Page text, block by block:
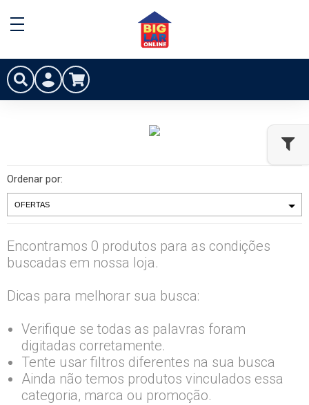
Ordenar por:
Encontramos 0 produtos para as condições
buscadas em nossa loja.
Dicas para melhorar sua busca:
Verifique se todas as palavras foram
digitadas corretamente.
Tente usar filtros diferentes na sua busca
Ainda não temos produtos vinculados essa
categoria, marca ou promoção.